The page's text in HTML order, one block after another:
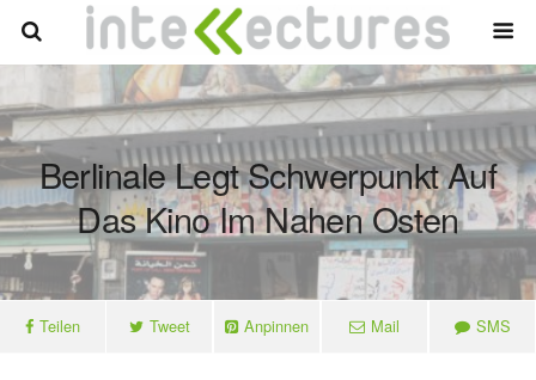
Berlinale Legt Schwerpunkt Auf
Das Kino Im Nahen Osten
Teilen Tweet Anpinnen Mail SMS